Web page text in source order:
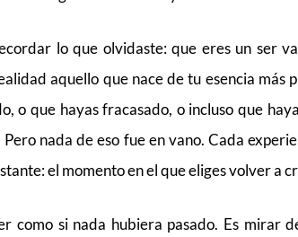
lo que olvidaste: que eres un ser
aquello que nace de tu esencia más
o que hayas fracasado, o incluso que
nada de eso fue en vano. Cada
el momento en el que eliges volver a
como si nada hubiera pasado. Es mirar